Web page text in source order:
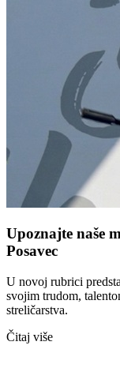
Upoznajte naše
Posavec
U novoj rubrici
svojim trudom,
streličarstva.
Čitaj više